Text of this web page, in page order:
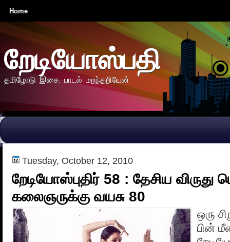
Home
றேடியோஸ்பதி
தமிழோடு இசை, பாடல் மறந்தறியேன்
Tuesday, October 12, 2010
றேடியோஸ்புதிர் 58 : தேசிய
கலைஞருக்கு வயசு 80
ஒரு
பின்